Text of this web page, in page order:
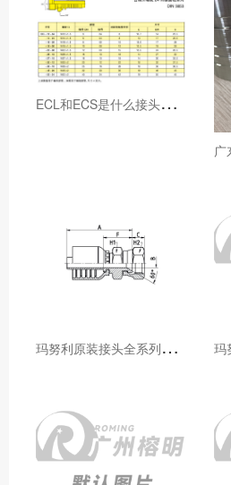
E
CL和ECS是什么接头，用于什么胶管或管件
玛
努利原装接头全系列型号解析：广州客户选型必备指南